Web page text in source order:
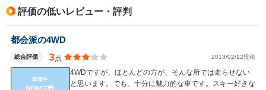
評価の低いレビュー・評判
都会派の4WD
総合評価 3点 2013/02/12投稿
4WDですが、ほとんどの方が、そんな所では走らせない
と思います。でも、十分に魅力的な車です。スキー好きな